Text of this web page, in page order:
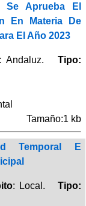
Se Aprueba El
En Materia De
El Año 2023
Andaluz.Tipo:
Tamaño:1 kb
Temporal E
: Local.Tipo: